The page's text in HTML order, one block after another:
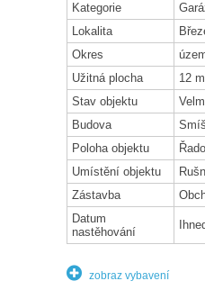
Kategorie
Lokalita
Okres
Užitná plocha
12
Stav objektu
Budova
Poloha objektu
Umístění objektu
Zástavba
Datum
nastěhování
zobraz vybavení